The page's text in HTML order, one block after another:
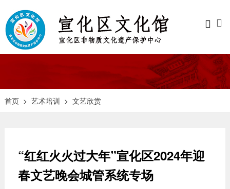


首页 > 艺术培训 > 文艺欣赏
“红红火火过大年”宣化区2024年迎
春文艺晚会城管系统专场